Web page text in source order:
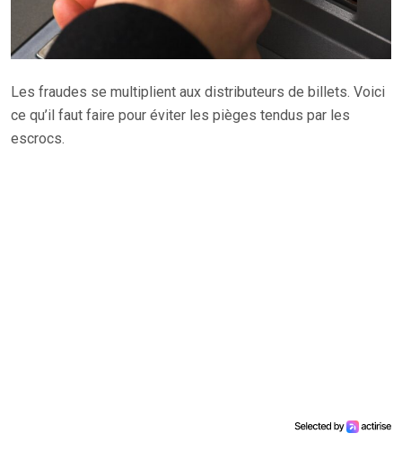
Les fraudes se multiplient aux distributeurs de billets. Voici
ce qu’il faut faire pour éviter les pièges tendus par les
escrocs.